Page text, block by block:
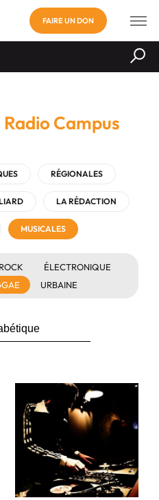
FAIRE UN DON
Radio Campus
RÉGIONALES
LA RÉDACTION
MUSICALES
ÉLECTRONIQUE
URBAINE